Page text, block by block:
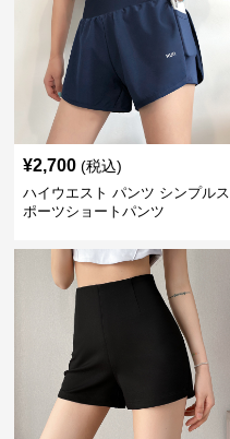
¥2,700 (税込)
ハイウエスト パンツ シンプルス
ポーツショートパンツ